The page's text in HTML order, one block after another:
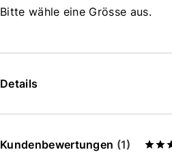
Bitte wähle eine Grösse aus.
Details
Kundenbewertungen (1)